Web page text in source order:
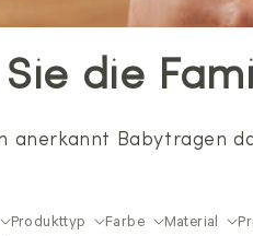
die
anerkannt Babytragen
Produkttyp Farbe Material